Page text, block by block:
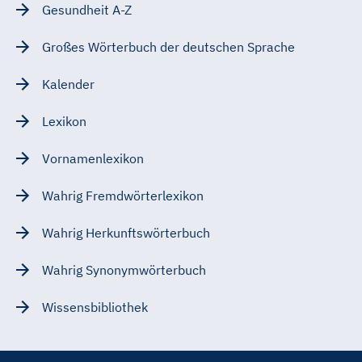
Gesundheit A-Z
Großes Wörterbuch der deutschen Sprache
Kalender
Lexikon
Vornamenlexikon
Wahrig Fremdwörterlexikon
Wahrig Herkunftswörterbuch
Wahrig Synonymwörterbuch
Wissensbibliothek